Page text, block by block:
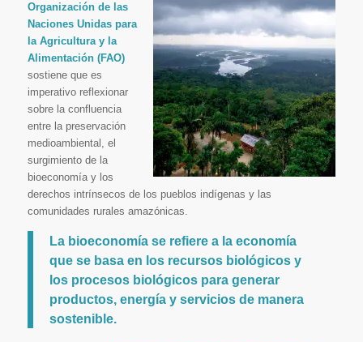
Organización de las
Naciones Unidas para
la Agricultura y la
Alimentación (FAO)
sostiene que es
imperativo reflexionar
sobre la confluencia
entre la preservación
medioambiental, el
surgimiento de la
bioeconomía y los
derechos intrínsecos de los pueblos indígenas y las
comunidades rurales amazónicas.
La bioeconomía se refiere a la economía
que se basa en los recursos biológicos y
los procesos biológicos para generar
productos, energía y servicios de manera
sostenible.